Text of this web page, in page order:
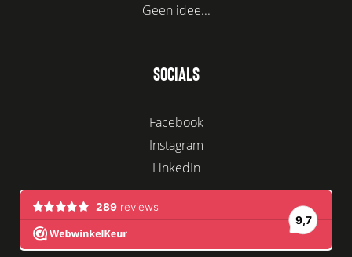
Geen idee...
SOCIALS
Facebook
Instagram
LinkedIn